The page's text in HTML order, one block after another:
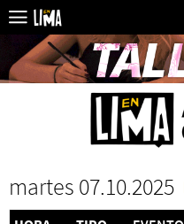
martes 07.10.2025